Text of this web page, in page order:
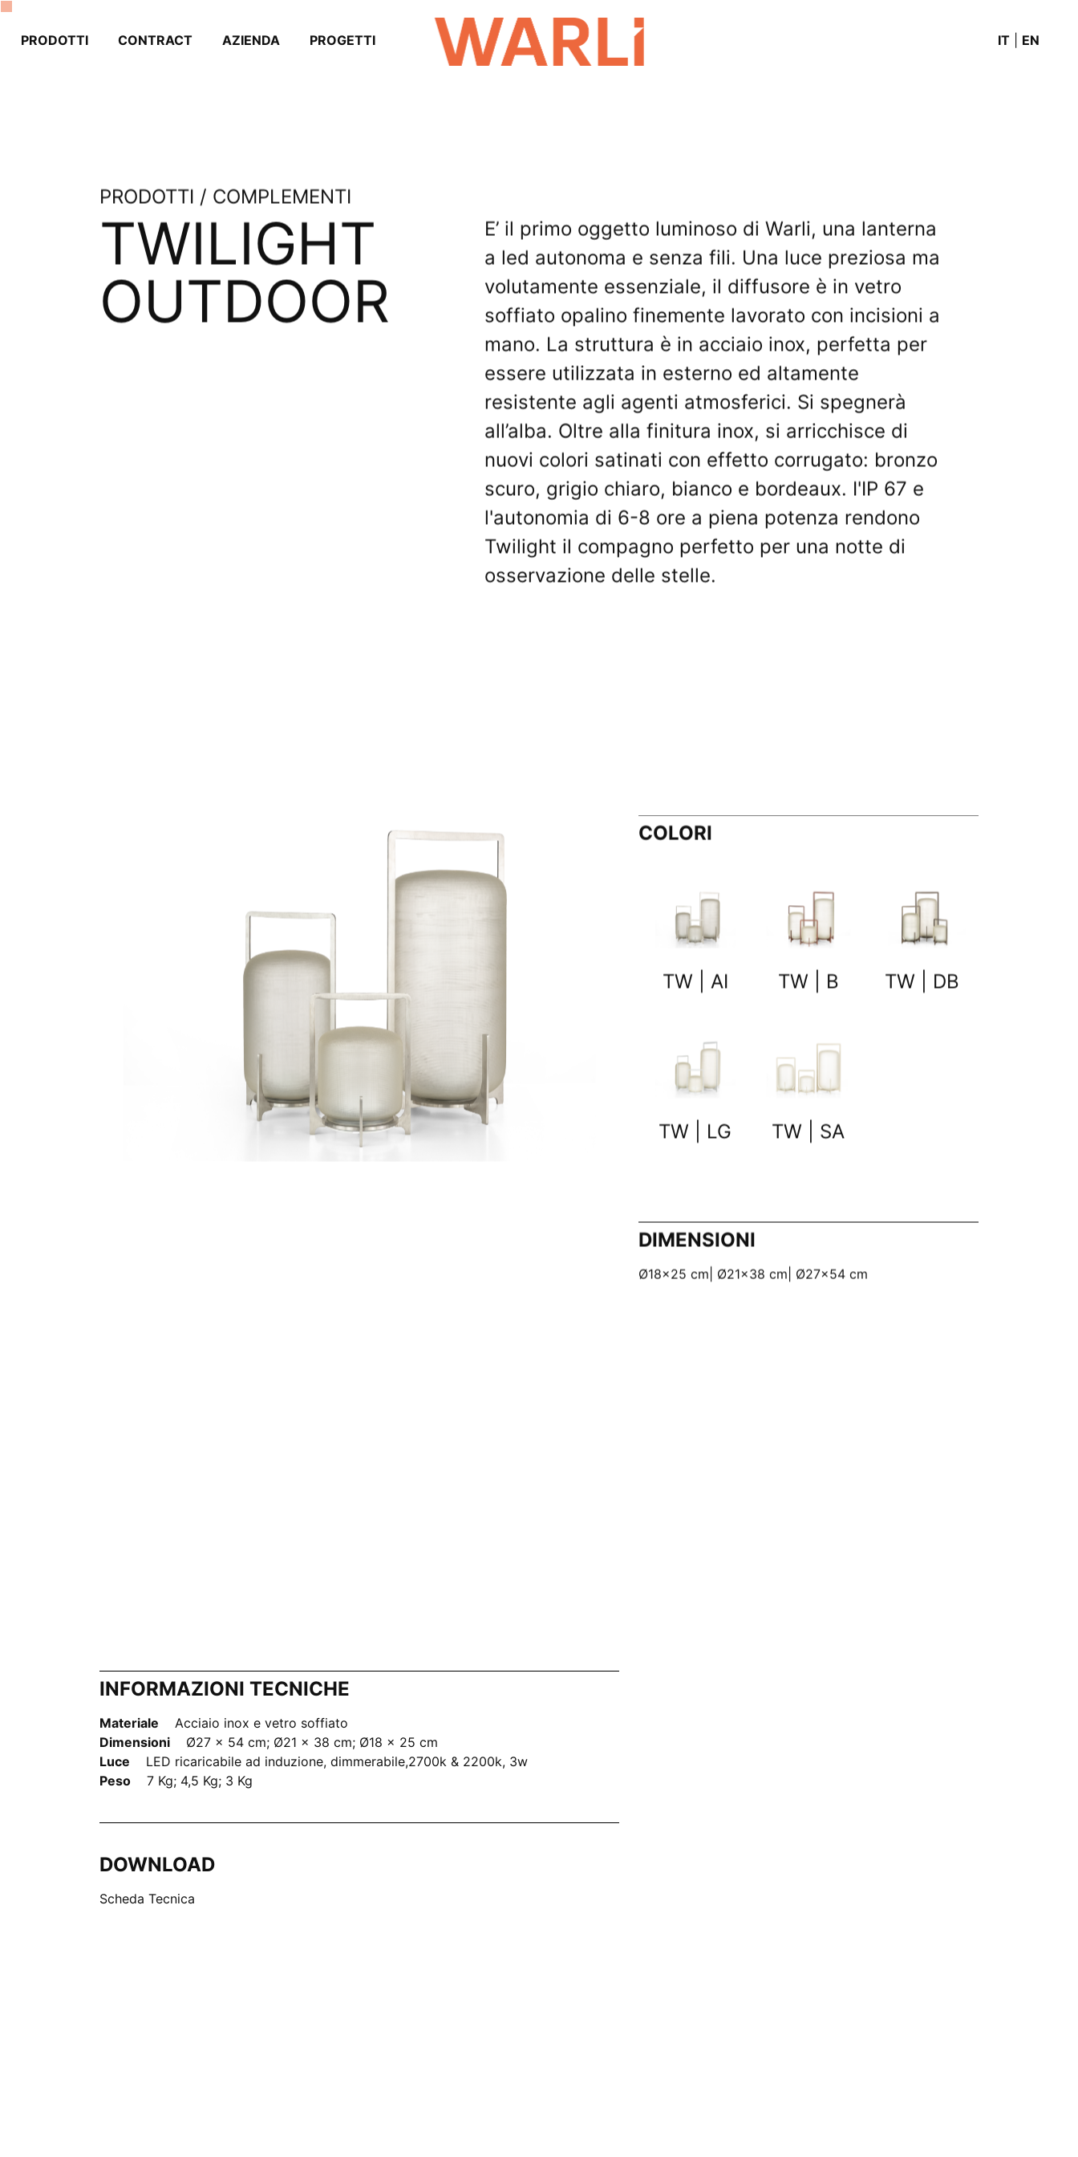
PRODOTTI CONTRACT AZIENDA PROGETTI IT EN
PRODOTTI / COMPLEMENTI
TWILIGHT
OUTDOOR
E’ il primo oggetto luminoso di Warli, una lanterna
a led autonoma e senza fili. Una luce preziosa ma
volutamente essenziale, il diffusore è in vetro
soffiato opalino finemente lavorato con incisioni a
mano. La struttura è in acciaio inox, perfetta per
essere utilizzata in esterno ed altamente
resistente agli agenti atmosferici. Si spegnerà
all’alba. Oltre alla finitura inox, si arricchisce di
nuovi colori satinati con effetto corrugato: bronzo
scuro, grigio chiaro, bianco e bordeaux. I'IP 67 e
l'autonomia di 6-8 ore a piena potenza rendono
Twilight il compagno perfetto per una notte di
osservazione delle stelle.
COLORI
TW | AI TW | B TW | DB
TW | LG TW | SA
DIMENSIONI
Ø18x25 cm| Ø21x38 cm| Ø27x54 cm
INFORMAZIONI TECNICHE
Materiale
Acciaio inox e vetro soffiato
Dimensioni
Ø27 x 54 cm; Ø21 x 38 cm; Ø18 x 25 cm
Luce
LED ricaricabile ad induzione, dimmerabile,2700k & 2200k, 3w
Peso
7 Kg; 4,5 Kg; 3 Kg
DOWNLOAD
Scheda Tecnica